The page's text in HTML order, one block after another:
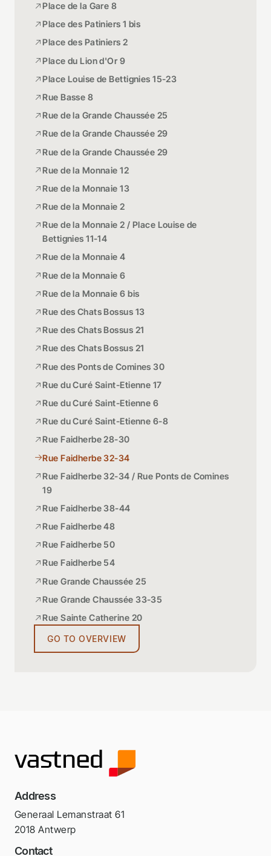
Place de la Gare 8
Place des Patiniers 1 bis
Place des Patiniers 2
Place du Lion d'Or 9
Place Louise de Bettignies 15-23
Rue Basse 8
Rue de la Grande Chaussée 25
Rue de la Grande Chaussée 29
Rue de la Grande Chaussée 29
Rue de la Monnaie 12
Rue de la Monnaie 13
Rue de la Monnaie 2
Rue de la Monnaie 2 / Place Louise de
Bettignies 11-14
Rue de la Monnaie 4
Rue de la Monnaie 6
Rue de la Monnaie 6 bis
Rue des Chats Bossus 13
Rue des Chats Bossus 21
Rue des Chats Bossus 21
Rue des Ponts de Comines 30
Rue du Curé Saint-Etienne 17
Rue du Curé Saint-Etienne 6
Rue du Curé Saint-Etienne 6-8
Rue Faidherbe 28-30
Rue Faidherbe 32-34
Rue Faidherbe 32-34 / Rue Ponts de Comines
19
Rue Faidherbe 38-44
Rue Faidherbe 48
Rue Faidherbe 50
Rue Faidherbe 54
Rue Grande Chaussée 25
Rue Grande Chaussée 33-35
Rue Sainte Catherine 20
GO TO OVERVIEW
Address
Generaal Lemanstraat 61
2018 Antwerp
Contact